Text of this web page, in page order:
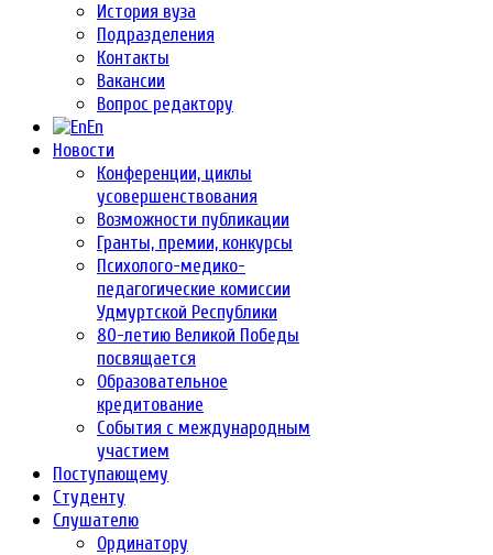
История вуза
Подразделения
Контакты
Вакансии
Вопрос редактору
En
Новости
Конференции, циклы
усовершенствования
Возможности публикации
Гранты, премии, конкурсы
Психолого-медико-
педагогические комиссии
Удмуртской Республики
80-летию Великой Победы
посвящается
Образовательное
кредитование
События с международным
участием
Поступающему
Студенту
Слушателю
Ординатору